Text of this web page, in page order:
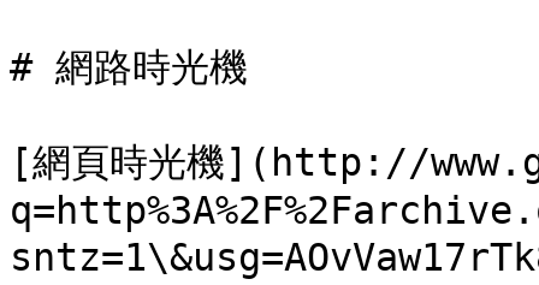
# 網路時光機
[網頁時光機](http://